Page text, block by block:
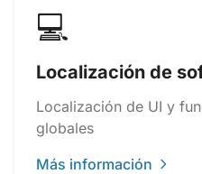
💻
Localización de
Localización de UI y
globales
Más información